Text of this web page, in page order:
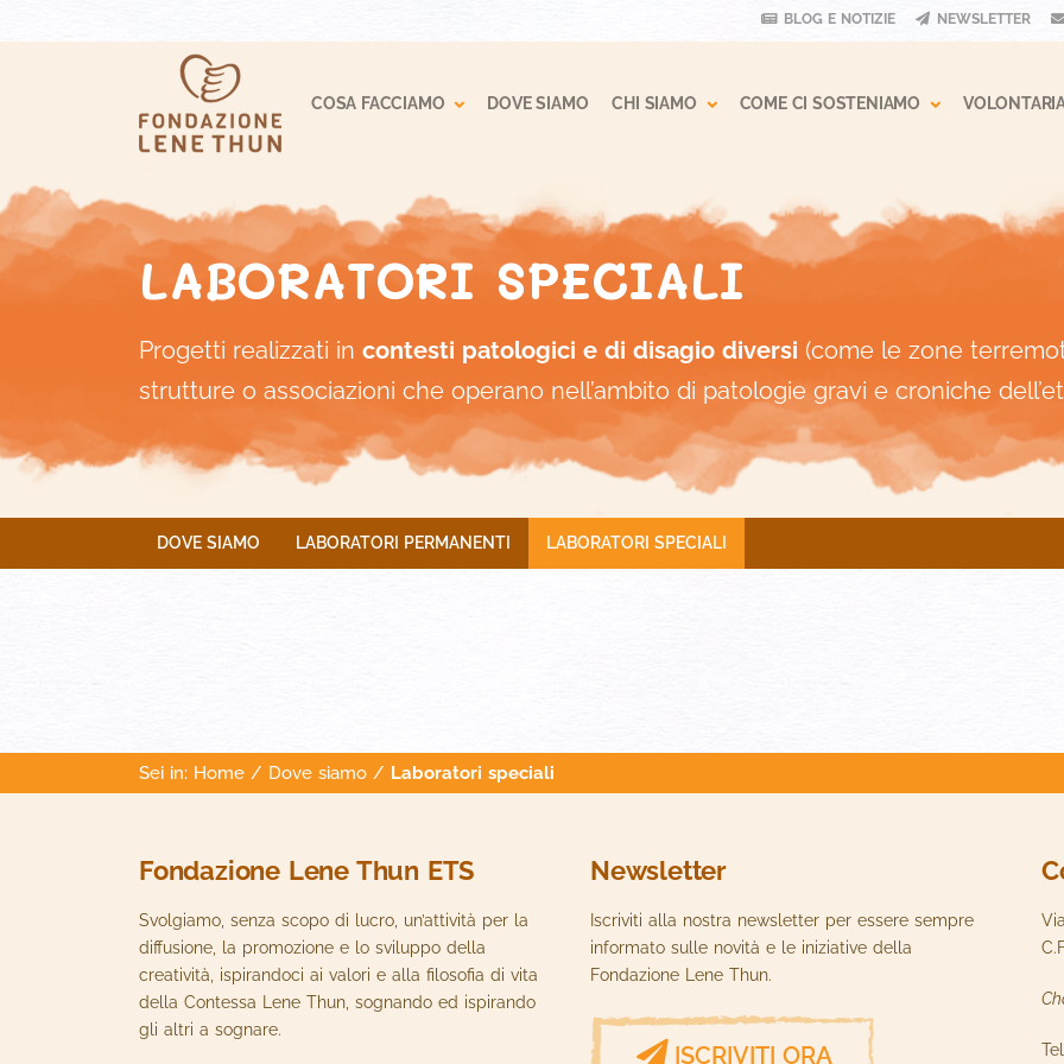
BLOG E NOTIZIE NEWSLETTER
COSA FACCIAMO Toggle Dropdown
DOVE SIAMO CHI SIAMO Toggle Dropdown
COME CI SOSTENIAMO Toggle
LABORATORI SPECIALI
Progetti realizzati in contesti patologici e di disagio diversi (come le zone
strutture o associazioni che operano nell’ambito di patologie gravi e croniche
DOVE SIAMO LABORATORI PERMANENTI LABORATORI SPECIALI
Sei in: Home / Dove siamo / Laboratori speciali
Fondazione Lene Thun ETS
Svolgiamo, senza scopo di lucro, un’attività per la
diffusione, la promozione e lo sviluppo della
creatività, ispirandoci ai valori e alla filosofia di vita
della Contessa Lene Thun, sognando ed ispirando
gli altri a sognare.
Newsletter
Iscriviti alla nostra newsletter per essere sempre
informato sulle novità e le iniziative della
Fondazione Lene Thun.
ISCRIVITI ORA